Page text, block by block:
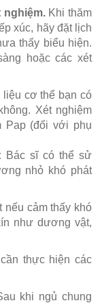
nghiệm.Khi thăm
xúc, hãy đặt lịch
thấy biểu hiện.
hoặc các xét
liệu cơ thể bạn có
Xét nghiệm
Pap (đối với phụ
Bác sĩ có thể sử
nhỏ khó phát
nếu cảm thấy khó
như dương vật,
thực hiện các
khi ngủ chung